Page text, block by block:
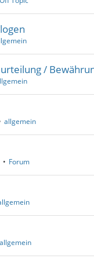
/
allgemein
Forum
allgemein